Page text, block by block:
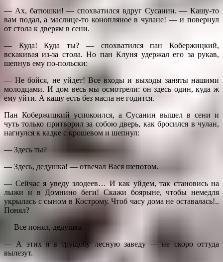
— Ах, батюшки! — спохватился вдруг Сусанин. — Кашу-то
вам подал, а маслице-то конопляное в чулане! — и повернул
от стола к дверям в сени.
— Куда! Куда ты? — спохватился пан Кобержицкий,
вскакивая из-за стола. Но пан Клуня удержал его за рукав,
шепнув ему по-польски:
— Не бойся, не уйдет! Все входы и выходы заняты нашими
молодцами. И дом весь мы осмотрели: он здесь один, куда ж
ему уйти. А кашу есть без масла не годится.
Пан Кобержицкий успокоился, а Сусанин вышел в сени и
чуть только притворил за собою дверь, как бросился в чулан,
нагнулся к кадке с крошевом и шепнул:
— Здесь ты?
— Здесь, дедушка! — отвечал Вася шепотом.
— Сейчас я уведу злодеев… И как уйдем, так становись на
лыжи и в Домнино беги! Скажи боярыне, чтобы немедля
укрылась с сыном в Кострому. Чтоб часу дома не оставалась!..
Понял?
— Все понял, дедушка.
— А этих я в трущобу лесную заведу — не скоро оттуда
вылезут.